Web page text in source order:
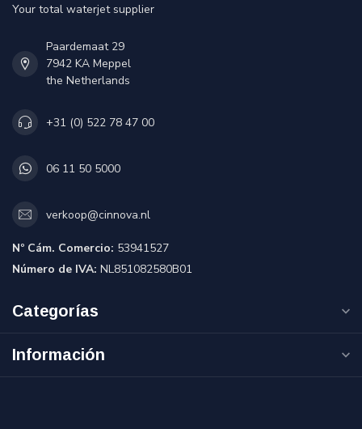
Your total waterjet supplier
Paardemaat 29
7942 KA Meppel
the Netherlands
+31 (0) 522 78 47 00
06 11 50 5000
verkoop@cinnova.nl
Nº Cám. Comercio: 53941527
Número de IVA: NL851082580B01
Categorías
Información